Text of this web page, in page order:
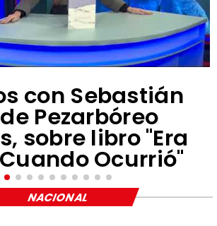
con Sebastián
Pezarbóreo
sobre libro "Era
Ocurrió"
NACIONAL